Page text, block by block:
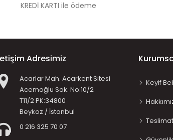
KREDİ KARTI ile ödeme
Adresimiz
Acarlar Mah. Acarkent Sitesi
Acemoğlu Sok. No:10/2
T11/2 PK:34800
Beykoz / İstanbul
0 216 325 70 07
Keyif